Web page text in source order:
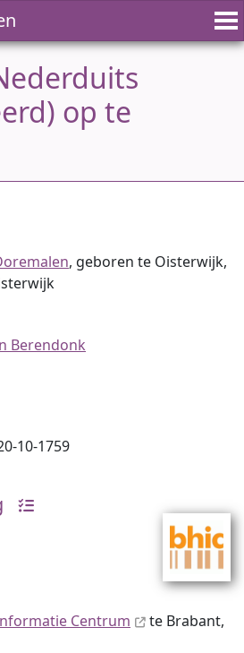
op te
, geboren te Oisterwijk,
Berendonk
10-1759
Centrum
te Brabant,